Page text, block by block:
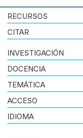
RECURSOS
CITAR
INVESTIGACIÓN
DOCENCIA
TEMÁTICA
ACCESO
IDIOMA